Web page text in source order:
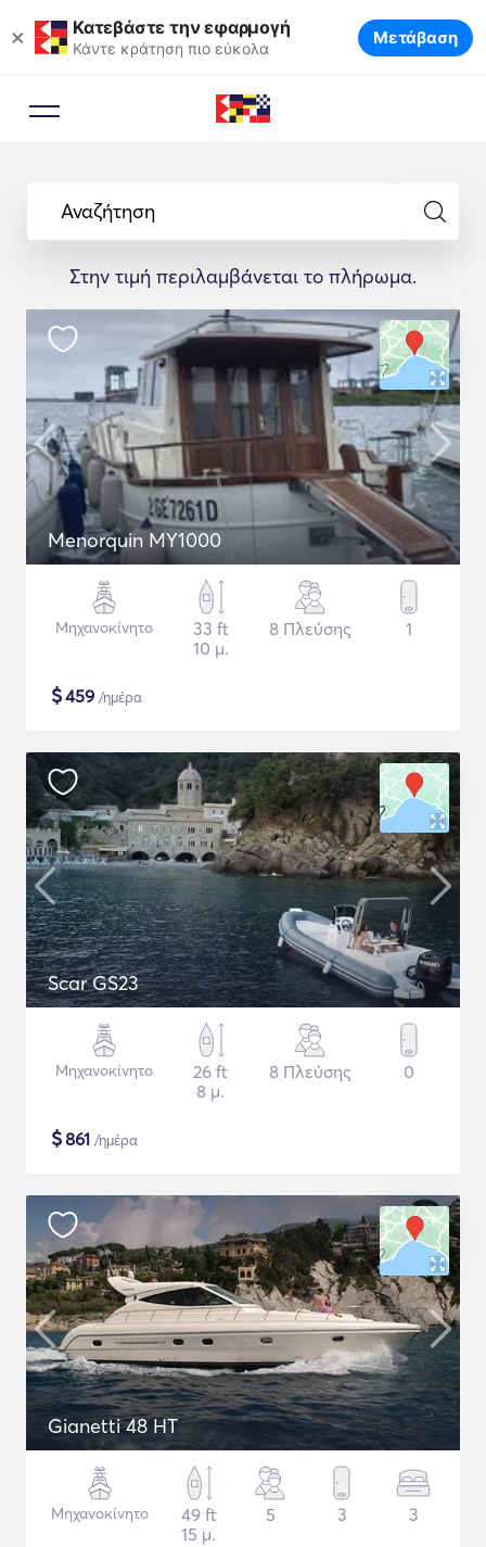
× Κατεβάστε την εφαρμογή
Κάντε κράτηση πιο εύκολα Μετάβαση
Αναζήτηση
Στην τιμή περιλαμβάνεται το πλήρωμα.
Menorquin MY1000
Μηχανοκίνητο
33 ft
10 μ.
8 Πλεύσης 1
$459 /ημέρα
Scar GS23
Μηχανοκίνητο
26 ft
8 μ.
8 Πλεύσης 0
$861 /ημέρα
Gianetti 48 HT
Μηχανοκίνητο
49 ft
15 μ.
5 3 3